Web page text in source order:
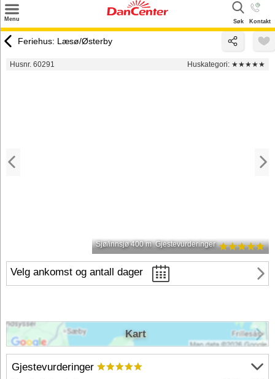
Menu Kontakt
Søk
Tilbud
Feriehus: Læsø/Østerby
Husnr. 60291 Huskategori: ★★★★★
Sjø/innsjø 400 m Gjestevurderinger
Velg ankomst og antall dager
Gjestevurderinger
Kart